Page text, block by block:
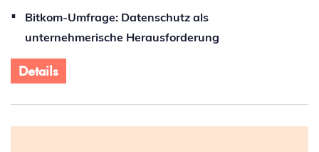
Bitkom-Umfrage: Datenschutz als
unternehmerische Herausforderung
Details